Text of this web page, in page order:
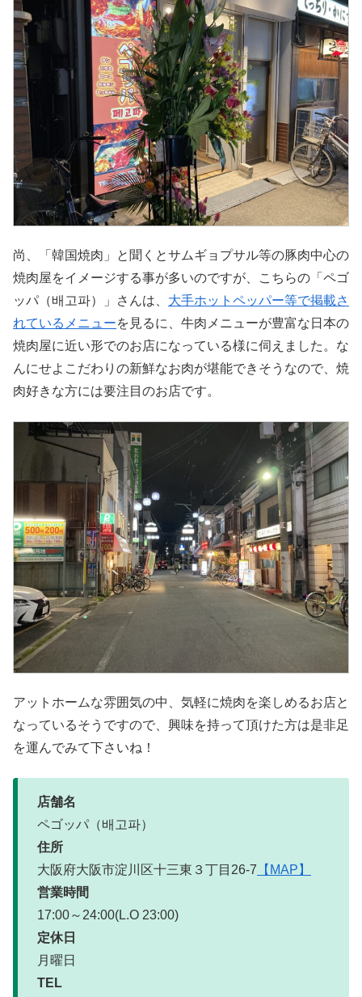
尚、「韓国焼肉」と聞くとサムギョプサル等の豚肉中心の
焼肉屋をイメージする事が多いのですが、こちらの「ペゴ
ッパ（배고파）」さんは、 大手ホットペッパー等で掲載さ
れているメニューを見るに、牛肉メニューが豊富な日本の
焼肉屋に近い形でのお店になっている様に伺えました。な
んにせよこだわりの新鮮なお肉が堪能できそうなので、焼
肉好きな方には要注目のお店です。
アットホームな雰囲気の中、気軽に焼肉を楽しめるお店と
なっているそうですので、興味を持って頂けた方は是非足
を運んでみて下さいね！
店舗名
ペゴッパ（배고파）
住所
大阪府大阪市淀川区十三東３丁目26-7 【MAP】
営業時間
17:00～24:00(L.O 23:00)
定休日
月曜日
TEL